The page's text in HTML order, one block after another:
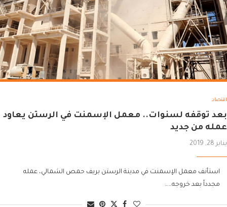
اقتصاد
بعد توقفه لسنوات.. معمل الإسمنت في الرستن يعاود
عمله من جديد
يناير 28, 2019
استأنف معمل الإسمنت في مدينة الرستن بريف حمص الشمالي، عمله
مجدداً بعد خروجه……